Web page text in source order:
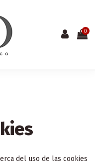
0
del uso de las cookies